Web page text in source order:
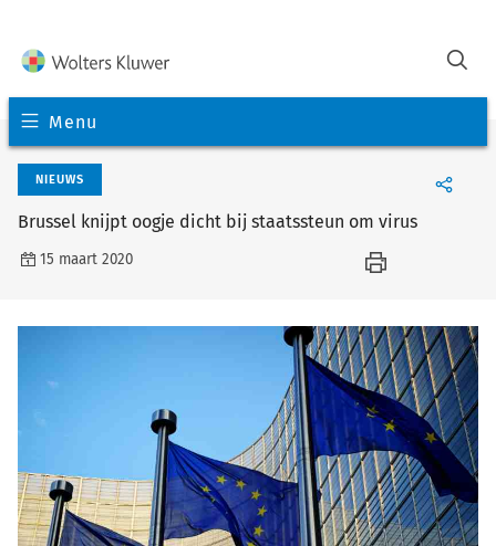
Menu
NIEUWS
Brussel knijpt oogje dicht bij staatssteun om virus
15 maart 2020